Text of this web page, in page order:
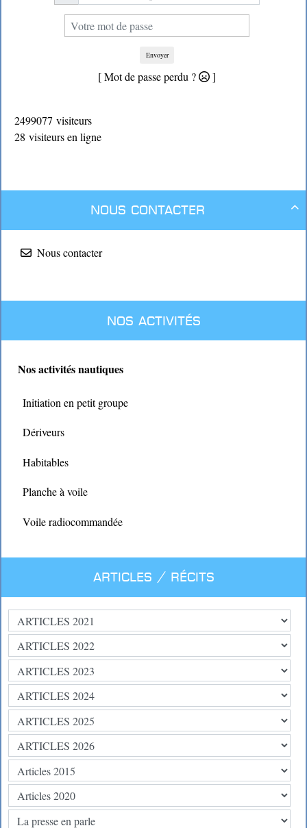
Envoyer
[ Mot de passe perdu ? ]
2499077 visiteurs
28 visiteurs en ligne

Nous contacter
Nous contacter
Nos activités
Nos activités nautiques
Initiation en petit groupe
Dériveurs
Habitables
Planche à voile
Voile radiocommandée
Articles / Récits